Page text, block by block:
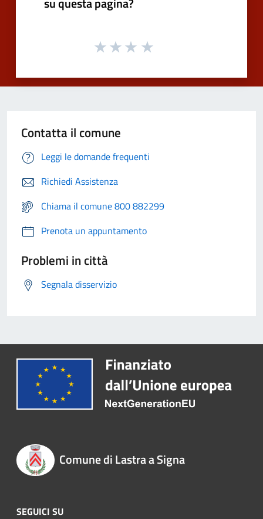
Contatta il comune
Leggi le domande frequenti
Richiedi Assistenza
Chiama il comune 800 882299
Prenota un appuntamento
Problemi in città
Segnala disservizio
Comune di Lastra a Signa
SEGUICI SU